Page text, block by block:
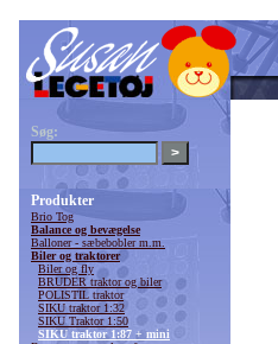
Søg:
Produkter
Brio Tog
Balance og bevægelse
Balloner - sæbebobler m.m.
Biler og traktorer
Biler og fly
BRUDER traktor og biler
POLISTIL traktor
SIKU traktor 1:32
SIKU Traktor 1:50
SIKU traktor 1:87 + mini